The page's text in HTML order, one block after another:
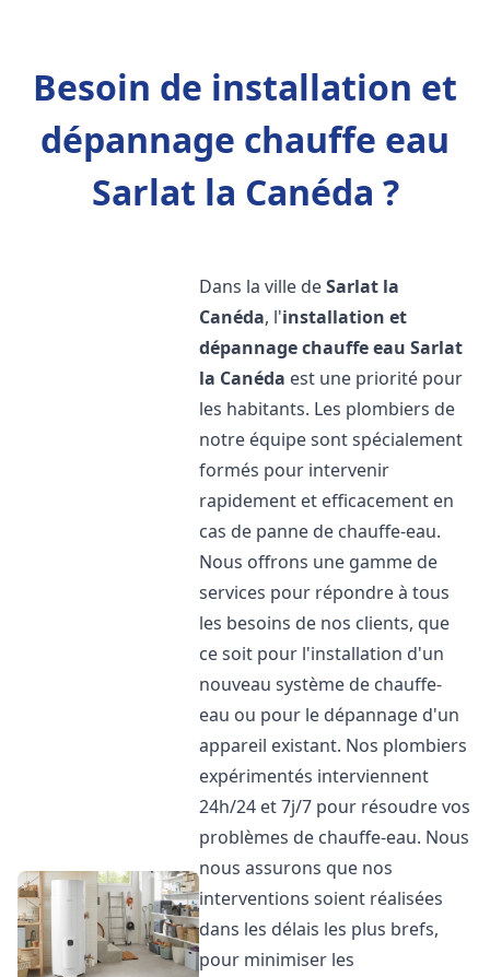
Besoin de installation et
dépannage chauffe eau
Sarlat la Canéda ?
Dans la ville deSarlat la
Canéda, l'installation et
dépannage chauffe eau Sarlat
la Canéda est une priorité pour
les habitants. Les plombiers de
notre équipe sont spécialement
formés pour intervenir
rapidement et efficacement en
cas de panne de chauffe-eau.
Nous offrons une gamme de
services pour répondre à tous
les besoins de nos clients, que
ce soit pour l'installation d'un
nouveau système de chauffe-
eau ou pour le dépannage d'un
appareil existant. Nos plombiers
expérimentés interviennent
24h/24 et 7j/7 pour résoudre vos
problèmes de chauffe-eau. Nous
nous assurons que nos
interventions soient réalisées
dans les délais les plus brefs,
pour minimiser les